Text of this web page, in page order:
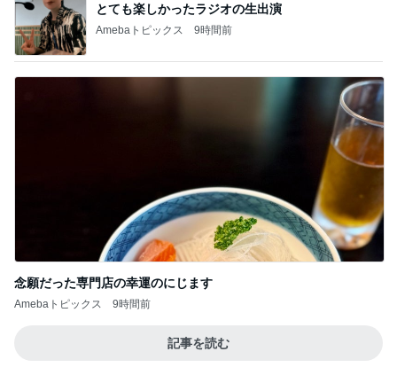
とても楽しかったラジオの生出演
Amebaトピックス 9時間前
念願だった専門店の幸運のにじます
Amebaトピックス 9時間前
記事を読む